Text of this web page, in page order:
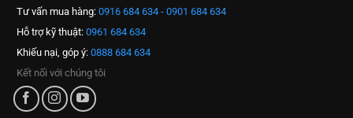
Tư vấn mua hàng: 0916 684 634 - 0901 684 634
Hỗ trợ kỹ thuật: 0961 684 634
Khiếu nại, góp ý: 0888 684 634
Kết nối với chúng tôi